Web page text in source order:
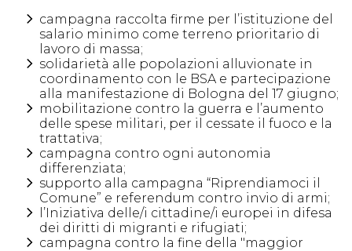
campagna raccolta firme per l’istituzione del
salario minimo come terreno prioritario di
lavoro di massa;
solidarietà alle popolazioni alluvionate in
coordinamento con le BSA e partecipazione
alla manifestazione di Bologna del 17 giugno;
mobilitazione contro la guerra e l’aumento
delle spese militari, per il cessate il fuoco e la
trattativa;
campagna contro ogni autonomia
differenziata;
supporto alla campagna “Riprendiamoci il
Comune” e referendum contro invio di armi;
l’Iniziativa delle/i cittadine/i europei in difesa
dei diritti di migranti e rifugiati;
campagna contro la fine della "maggior